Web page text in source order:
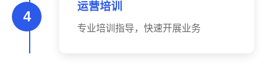
4
运营培训
专业培训指导，快速开展业务